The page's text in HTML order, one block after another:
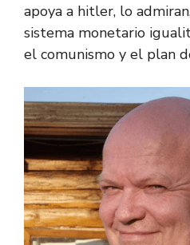
apoya a hitler, lo
sistema monetario
el comunismo y el plan